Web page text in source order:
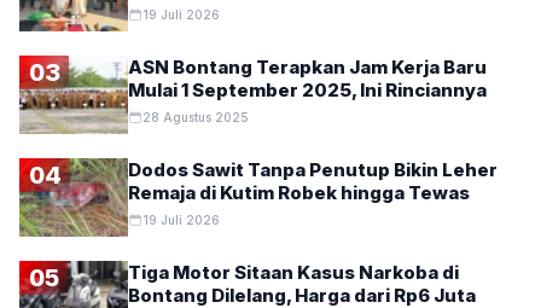
19 Juli 2026
03
ASN Bontang Terapkan Jam Kerja Baru
Mulai 1 September 2025, Ini Rinciannya
28 Agustus 2025
04
Dodos Sawit Tanpa Penutup Bikin Leher
Remaja di Kutim Robek hingga Tewas
19 Juli 2026
05
Tiga Motor Sitaan Kasus Narkoba di
Bontang Dilelang, Harga dari Rp6 Juta